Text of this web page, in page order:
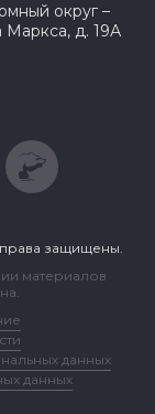
округ –
Маркса, д. 19А
защищены.
материалов
данных
данных